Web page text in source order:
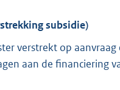
subsidie)
verstrekt op
aan de financiering